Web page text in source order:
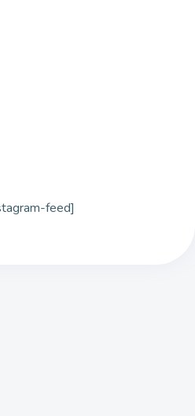
feed]